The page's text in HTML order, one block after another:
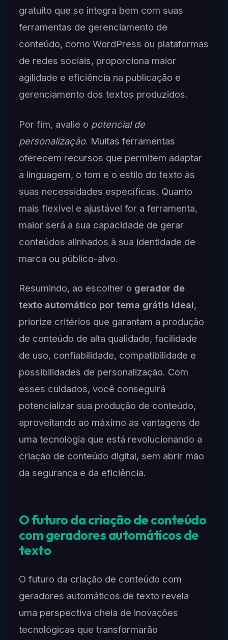
gratuito que se integra bem com suas
ferramentas de gerenciamento de
conteúdo, como WordPress ou plataformas
de redes sociais, proporciona maior
agilidade e eficiência na publicação e
gerenciamento dos textos produzidos.
Por fim, avalie o potencial de
personalização. Muitas ferramentas
oferecem recursos que permitem adaptar
a linguagem, o tom e o estilo do texto às
suas necessidades específicas. Quanto
mais flexível e ajustável for a ferramenta,
maior será a sua capacidade de gerar
conteúdos alinhados à sua identidade de
marca ou público-alvo.
Resumindo, ao escolher o gerador de
texto automático por tema grátis ideal,
priorize critérios que garantam a produção
de conteúdo de alta qualidade, facilidade
de uso, confiabilidade, compatibilidade e
possibilidades de personalização. Com
esses cuidados, você conseguirá
potencializar sua produção de conteúdo,
aproveitando ao máximo as vantagens de
uma tecnologia que está revolucionando a
criação de conteúdo digital, sem abrir mão
da segurança e da eficiência.
O futuro da criação de conteúdo
com geradores automáticos de
texto
O futuro da criação de conteúdo com
geradores automáticos de texto revela
uma perspectiva cheia de inovações
tecnológicas que transformarão